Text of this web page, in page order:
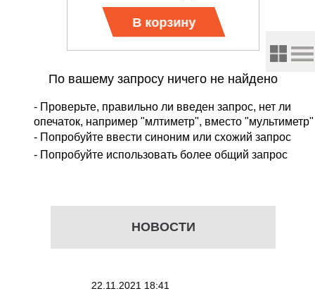
НОВОСТИ
22.11.2021 18:41
В корзину
По вашему запросу ничего не найдено
Проверьте, правильно ли введен запрос, нет ли
опечаток, например "млтиметр", вместо "мультиметр"
Попробуйте ввести синоним или схожий запрос
Попробуйте использовать более общий запрос